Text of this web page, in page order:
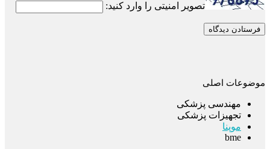
تصویر امنیتی را وارد کنید:
موضوعات اصلی
مهندسی پزشکی
تجهیزات پزشکی
موپنا
bme